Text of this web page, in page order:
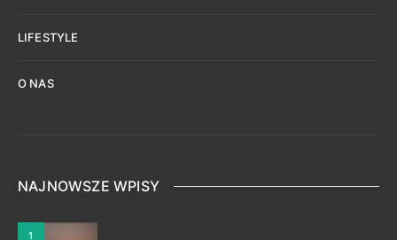
LIFESTYLE
O NAS
NAJNOWSZE WPISY
1